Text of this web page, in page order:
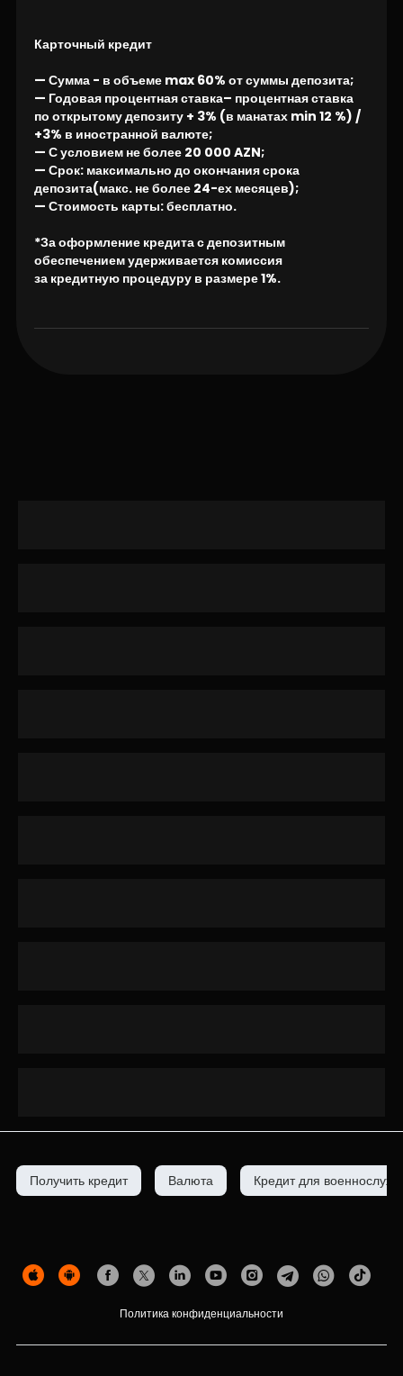
Карточный кредит
— Сумма - в объеме max 60% от суммы депозита;
— Годовая процентная ставка– процентная ставка
по открытому депозиту + 3% (в манатах min 12 %) /
+3% в иностранной валюте;
— С условием не более 20 000 AZN;
— Срок: максимально до окончания срока
депозита(макс. не более 24-ех месяцев);
— Стоимость карты: бесплатно.
*За оформление кредита с депозитным
обеспечением удерживается комиссия
за кредитную процедуру в размере 1%.
Получить кредит Валюта Кредит для
Политика конфиденциальности